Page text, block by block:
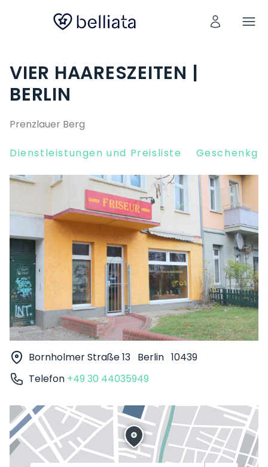
VIER HAARESZEITEN |
BERLIN
Prenzlauer Berg
Dienstleistungen und Preisliste
Bornholmer Straße 13 Berlin 10439
Telefon +49 30 44035949